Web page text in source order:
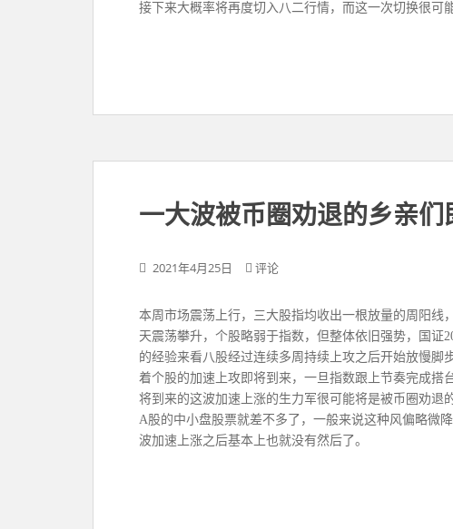
接下来大概率将再度切入八二行情，而这一次切换很可
一大波被币圈劝退的乡亲
2021年4月25日 评论
本周市场震荡上行，三大股指均收出一根放量的周阳线
天震荡攀升，个股略弱于指数，但整体依旧强势，国证
的经验来看八股经过连续多周持续上攻之后开始放慢
着个股的加速上攻即将到来，一旦指数跟上节奏完成搭
将到来的这波加速上涨的生力军很可能将是被币圈劝退
A股的中小盘股票就差不多了，一般来说这种风偏略微
波加速上涨之后基本上也就没有然后了。